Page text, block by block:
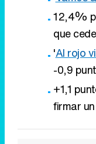
+1,1
firmar